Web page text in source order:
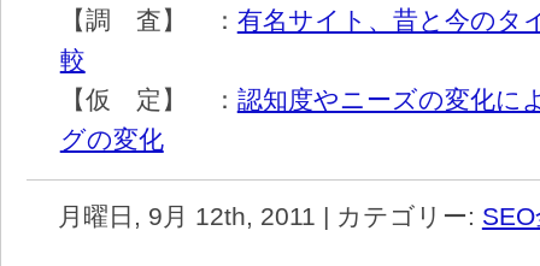
【調 査】 ： 有名サイト、昔と今のタ
較
【仮 定】 ： 認知度やニーズの変化に
グの変化
月曜日, 9月 12th, 2011 | カテゴリー: